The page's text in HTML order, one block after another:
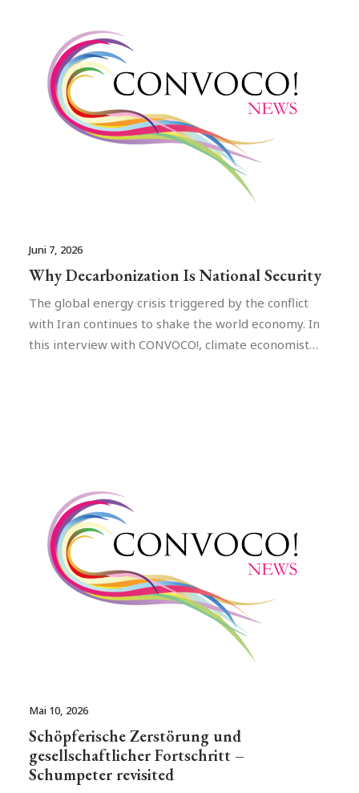
Juni 7, 2026
Why Decarbonization Is National Security
The global energy crisis triggered by the conflict
with Iran continues to shake the world economy. In
this interview with CONVOCO!, climate economist…
Mai 10, 2026
Schöpferische Zerstörung und
gesellschaftlicher Fortschritt –
Schumpeter revisited